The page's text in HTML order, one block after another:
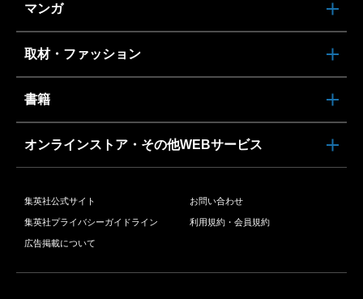
マンガ
取材・ファッション
書籍
オンラインストア・その他WEBサービス
集英社公式サイト お問い合わせ
集英社プライバシーガイドライン 利用規約・会員規約
広告掲載について